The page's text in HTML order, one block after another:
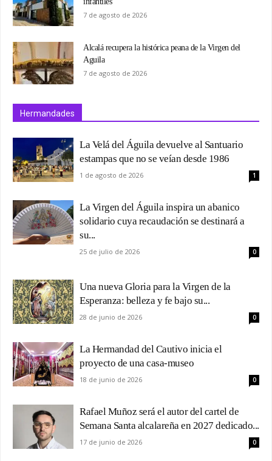
7 de agosto de 2026
Alcalá recupera la histórica peana de la Virgen del
Aguila
7 de agosto de 2026
Hermandades
La Velá del Águila devuelve al Santuario
estampas que no se veían desde 1986
1 de agosto de 2026 1
La Virgen del Águila inspira un abanico
solidario cuya recaudación se destinará a
su...
25 de julio de 2026 0
Una nueva Gloria para la Virgen de la
Esperanza: belleza y fe bajo su...
28 de junio de 2026 0
La Hermandad del Cautivo inicia el
proyecto de una casa-museo
18 de junio de 2026 0
Rafael Muñoz será el autor del cartel de
Semana Santa alcalareña en 2027 dedicado...
17 de junio de 2026 0